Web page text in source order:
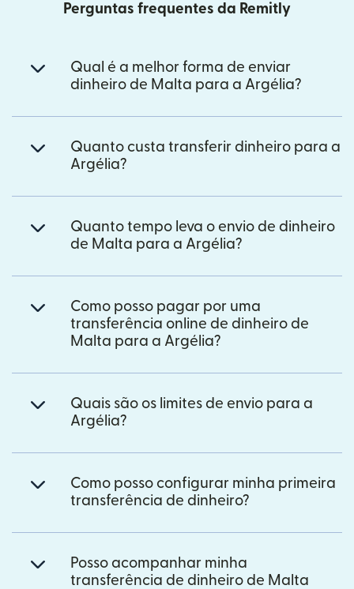
Perguntas frequentes da Remitly
Qual é a melhor forma de enviar
dinheiro de Malta para a Argélia?
Quanto custa transferir dinheiro para a
Argélia?
Quanto tempo leva o envio de dinheiro
de Malta para a Argélia?
Como posso pagar por uma
transferência online de dinheiro de
Malta para a Argélia?
Quais são os limites de envio para a
Argélia?
Como posso configurar minha primeira
transferência de dinheiro?
Posso acompanhar minha
transferência de dinheiro de Malta